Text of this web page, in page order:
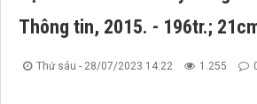
Thông tin, 2015. - 196tr.;
Thứ sáu - 28/07/2023 14:22 1.255